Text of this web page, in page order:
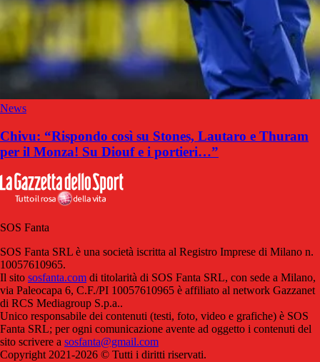
News
Chivu: “Rispondo così su Stones, Lautaro e Thuram
per il Monza! Su Diouf e i portieri…”
SOS Fanta
SOS Fanta SRL è una società iscritta al Registro Imprese di Milano n.
10057610965.
Il sito sosfanta.com di titolarità di SOS Fanta SRL, con sede a Milano,
via Paleocapa 6, C.F./PI 10057610965 è affiliato al network Gazzanet
di RCS Mediagroup S.p.a..
Unico responsabile dei contenuti (testi, foto, video e grafiche) è SOS
Fanta SRL; per ogni comunicazione avente ad oggetto i contenuti del
sito scrivere a sosfanta@gmail.com
Copyright 2021-2026 © Tutti i diritti riservati.